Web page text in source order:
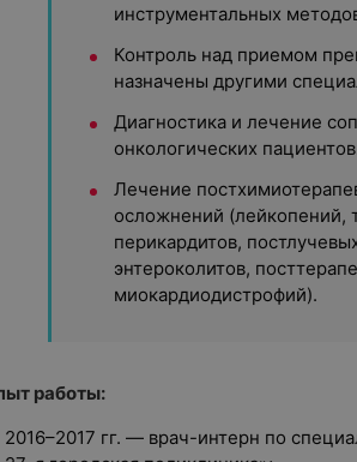
инструментальных
Контроль над приемом
назначены другими
Диагностика и лечение
онкологических
Лечение
осложнений (лейкопений,
перикардитов,
энтероколитов,
миокардиодистрофий).
работы:
2016–2017 гг. — врач-интерн по